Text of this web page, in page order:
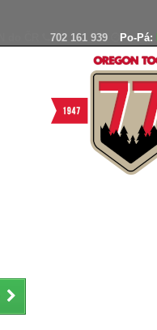
702 161 939 Po-Pá: